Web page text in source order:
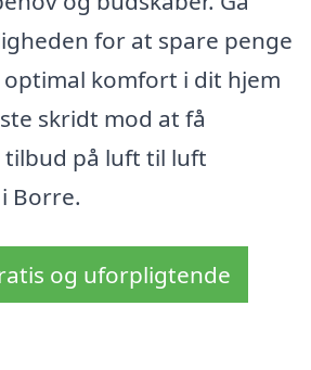
for at spare penge
komfort i dit hjem
skridt mod at få
på luft til luft
Borre.
og uforpligtende